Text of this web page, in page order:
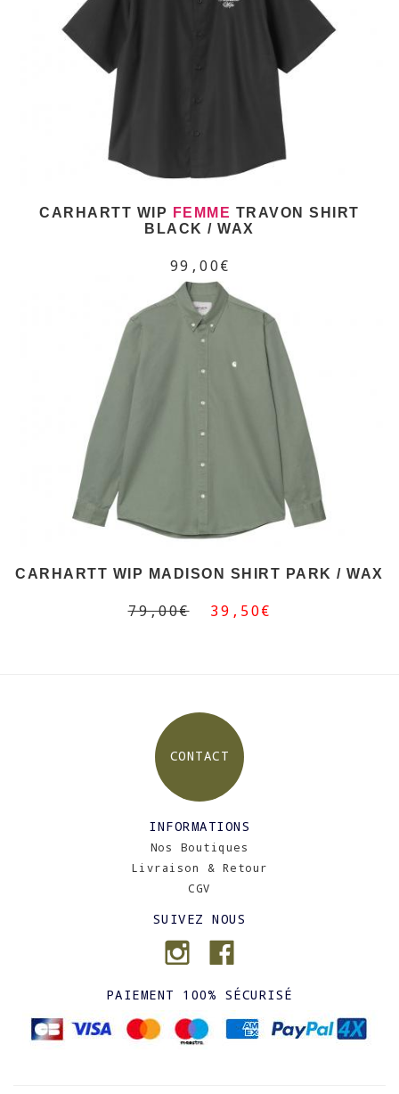
CARHARTT WIP FEMME TRAVON SHIRT
BLACK / WAX
99,00€
CARHARTT WIP MADISON SHIRT PARK / WAX
79,00€ 39,50€
CONTACT
INFORMATIONS
Nos Boutiques
Livraison & Retour
CGV
SUIVEZ NOUS
PAIEMENT 100% SÉCURISÉ